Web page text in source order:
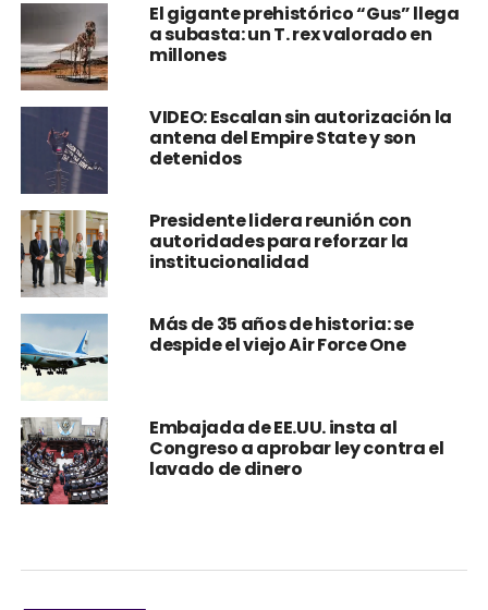
El gigante prehistórico “Gus” llega
a subasta: un T. rex valorado en
millones
VIDEO: Escalan sin autorización la
antena del Empire State y son
detenidos
Presidente lidera reunión con
autoridades para reforzar la
institucionalidad
Más de 35 años de historia: se
despide el viejo Air Force One
Embajada de EE.UU. insta al
Congreso a aprobar ley contra el
lavado de dinero